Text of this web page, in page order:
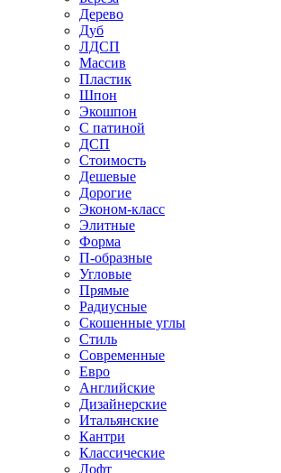
Дерево
Дуб
ЛДСП
Массив
Пластик
Шпон
Экошпон
С патиной
ДСП
Стоимость
Дешевые
Дорогие
Эконом-класс
Элитные
Форма
П-образные
Угловые
Прямые
Радиусные
Скошенные углы
Стиль
Современные
Евро
Английские
Дизайнерские
Итальянские
Кантри
Классические
Лофт